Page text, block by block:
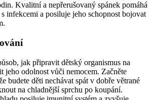
Kvalitní a nepřerušovaný spánek pomáhá
infekcemi a posiluje jeho schopnost bojovat
jak připravit dětský organismus na
jeho odolnost vůči nemocem. Začněte
budete děti nechávat spát v dobře větrané
na chladnější sprchu po koupání.